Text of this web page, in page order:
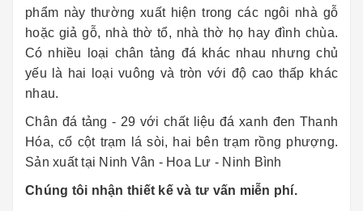
phẩm này thường xuất hiện trong các ngôi nhà gỗ
hoặc giả gỗ, nhà thờ tổ, nhà thờ họ hay đình chùa.
Có nhiều loại chân tảng đá khác nhau nhưng chủ
yếu là hai loại vuông và tròn với độ cao thấp khác
nhau.
Chân đá tảng - 29 với chất liệu đá xanh đen Thanh
Hóa, cổ cột trạm lá sòi, hai bên trạm rồng phượng.
Sản xuất tại Ninh Vân - Hoa Lư - Ninh Bình
Chúng tôi nhận thiết kế và tư vấn miễn phí.